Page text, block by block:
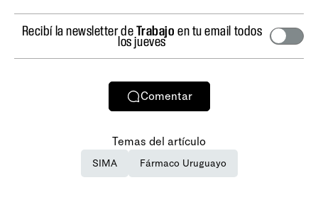
Recibí la newsletter deTrabajo en tu email todos
los jueves
Comentar
Temas del artículo
SIMA Fármaco Uruguayo